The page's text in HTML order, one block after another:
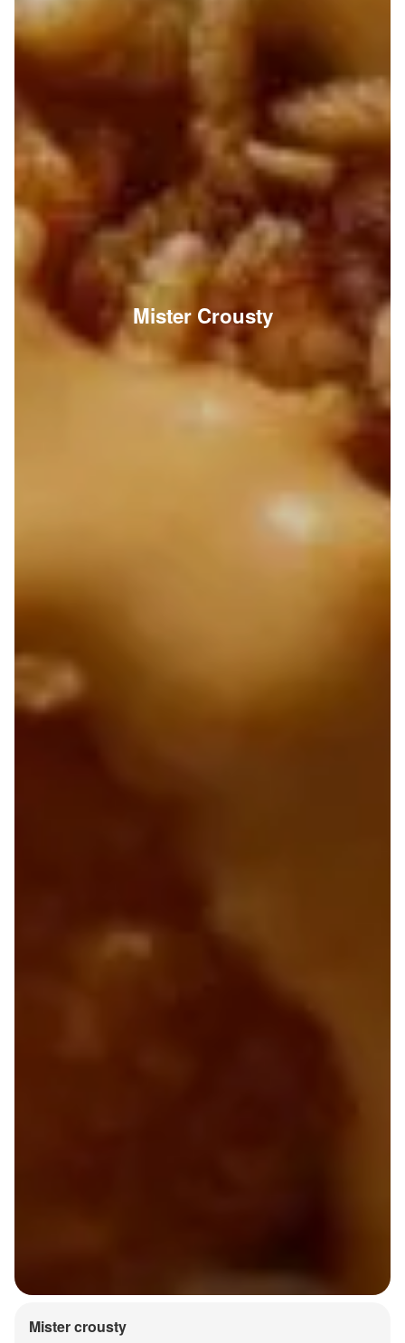
Mister Crousty
Mister crousty